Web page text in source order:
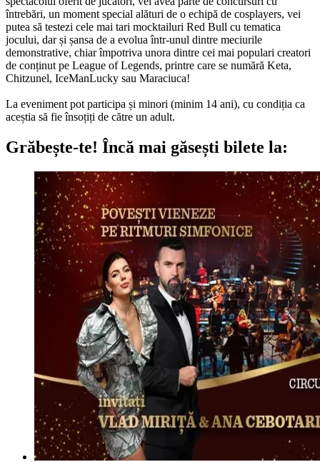
întrebări, un moment special alături de o echipă de cosplayers, vei
putea să testezi cele mai tari mocktailuri Red Bull cu tematica
jocului, dar și șansa de a evolua într-unul dintre meciurile
demonstrative, chiar împotriva unora dintre cei mai populari creatori
de conținut pe League of Legends, printre care se numără Keta,
Chitzunel, IceManLucky sau Maraciuca!
La eveniment pot participa și minori (minim 14 ani), cu condiția ca
aceștia să fie însoțiți de către un adult.
Grăbește-te! Încă mai găsești bilete la: